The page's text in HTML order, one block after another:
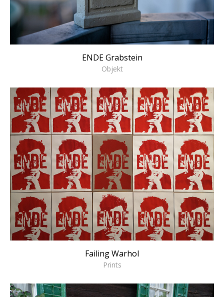
ENDE Grabstein
Objekt
Failing Warhol
Prints